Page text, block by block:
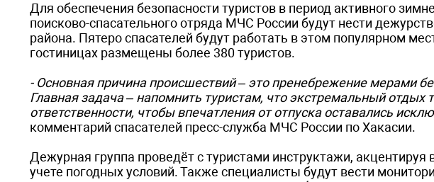
Для обеспечения безопасности туристов в период активного
поисково-спасательного отряда МЧС России будут нести
района. Пятеро спасателей будут работать в этом популярном
гостиницах размещены более 380 туристов.
- Основная причина происшествий – это пренебрежение мерами
Главная задача – напомнить туристам, что экстремальный отдых
ответственности, чтобы впечатления от отпуска оставались
комментарий спасателей пресс-служба МЧС России по Хакасии.
Дежурная группа проведёт с туристами инструктажи, акцентируя
учете погодных условий. Также специалисты будут вести